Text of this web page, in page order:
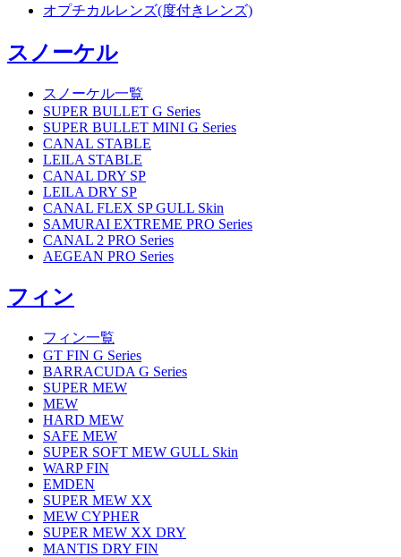
オプチカルレンズ(度付きレンズ)
スノーケル
スノーケル一覧
SUPER BULLET G Series
SUPER BULLET MINI G Series
CANAL STABLE
LEILA STABLE
CANAL DRY SP
LEILA DRY SP
CANAL FLEX SP GULL Skin
SAMURAI EXTREME PRO Series
CANAL 2 PRO Series
AEGEAN PRO Series
フィン
フィン一覧
GT FIN G Series
BARRACUDA G Series
SUPER MEW
MEW
HARD MEW
SAFE MEW
SUPER SOFT MEW GULL Skin
WARP FIN
EMDEN
SUPER MEW XX
MEW CYPHER
SUPER MEW XX DRY
MANTIS DRY FIN